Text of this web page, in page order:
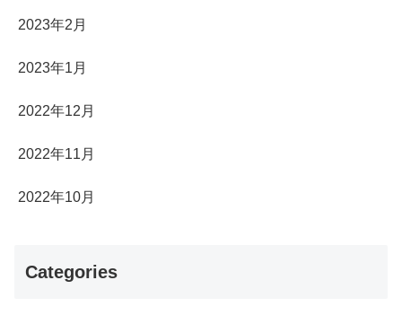
2023年2月
2023年1月
2022年12月
2022年11月
2022年10月
Categories